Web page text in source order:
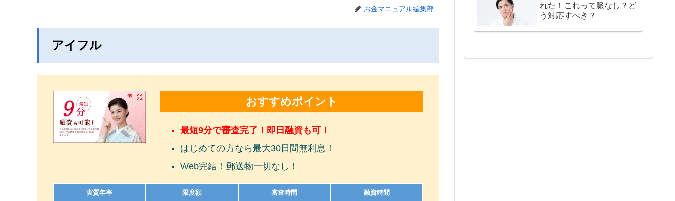
お金マニュアル編集部
アイフル
おすすめポイント
最短9分で審査完了！即日融資も可！
はじめての方なら最大30日間無利息！
Web完結！郵送物一切なし！
実質年率 限度額 審査時間 融資時間
れた！これって脈なし？ど
う対応すべき？